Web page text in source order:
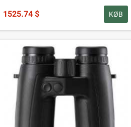
1525.74 $ KØB